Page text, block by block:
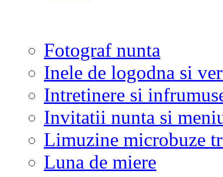
Fotograf nunta
Inele de logodna si
Intretinere si
Invitatii nunta si
Limuzine microbuze
Luna de miere